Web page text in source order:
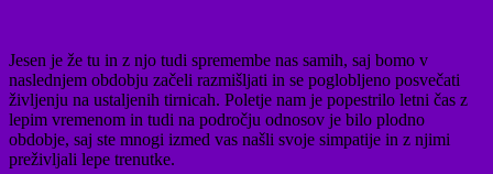
Jesen je že tu in z njo tudi spremembe nas samih, saj bomo v
naslednjem obdobju začeli razmišljati in se poglobljeno posvečati
življenju na ustaljenih tirnicah. Poletje nam je popestrilo letni čas z
lepim vremenom in tudi na področju odnosov je bilo plodno
obdobje, saj ste mnogi izmed vas našli svoje simpatije in z njimi
preživljali lepe trenutke.